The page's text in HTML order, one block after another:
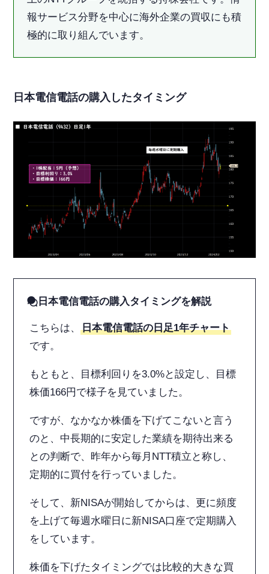
報サービス分野を中心に海外企業の買収にも積
極的に取り組んでいます。
日本電信電話の購入したタイミング
日本電信電話の購入タイミングを解説
こちらは、
日本電信電話の日足1年チャート
です。
もともと、目標利回りを3.0%と設定し、目標
株価166円で様子を見ていました。
ですが、なかなか株価を下げてこないと言う
のと、中長期的に安定した業績を期待出来る
との判断で、昨年から毎月NTT積立と称し、
定期的に買付を行っていました。
そして、新NISAが開始してからは、更に頻度
を上げて毎週水曜日に新NISA口座で定期購入
をしています。
株価を下げたタイミングでは比較的大きな買